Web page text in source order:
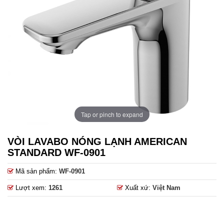
Tap or pinch to expand
VÒI LAVABO NÓNG LẠNH AMERICAN
STANDARD WF-0901
Mã sản phẩm: WF-0901
Lượt xem: 1261 Xuất xứ: Việt Nam